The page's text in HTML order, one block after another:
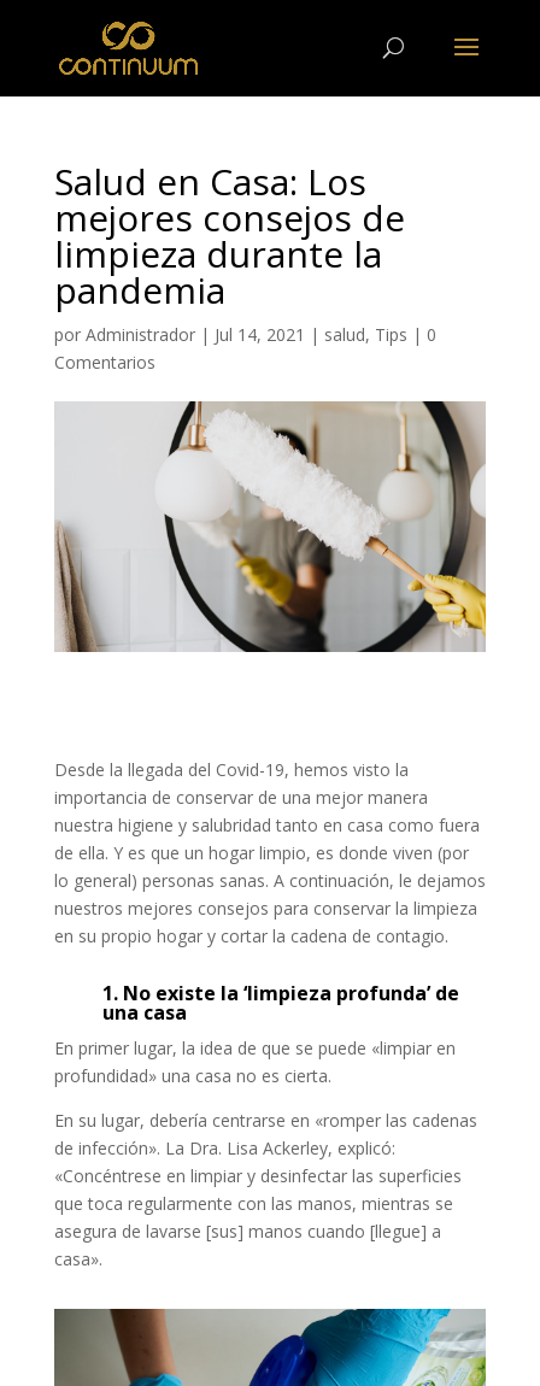
Salud en Casa: Los
mejores consejos de
limpieza durante la
pandemia
por Administrador| Jul 14, 2021 | salud, Tips | 0
Comentarios
Desde la llegada del Covid-19, hemos visto la
importancia de conservar de una mejor manera
nuestra higiene y salubridad tanto en casa como fuera
de ella. Y es que un hogar limpio, es donde viven (por
lo general) personas sanas. A continuación, le dejamos
nuestros mejores consejos para conservar la limpieza
en su propio hogar y cortar la cadena de contagio.
1. No existe la ‘limpieza profunda’ de
una casa
En primer lugar, la idea de que se puede «limpiar en
profundidad» una casa no es cierta.
En su lugar, debería centrarse en «romper las cadenas
de infección». La Dra. Lisa Ackerley, explicó:
«Concéntrese en limpiar y desinfectar las superficies
que toca regularmente con las manos, mientras se
asegura de lavarse [sus] manos cuando [llegue] a
casa».